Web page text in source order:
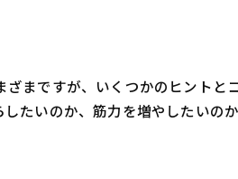
まですが、いくつかのヒントと
たいのか、筋力を増やしたいの